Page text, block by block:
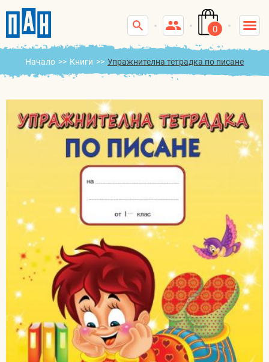
0
Начало >> Книги >> Упражнителна тетрадка по писане